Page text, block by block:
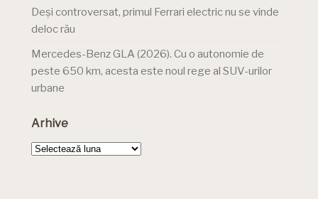
Deși controversat, primul Ferrari electric nu se vinde
deloc rău
Mercedes-Benz GLA (2026). Cu o autonomie de
peste 650 km, acesta este noul rege al SUV-urilor
urbane
Arhive
Arhive